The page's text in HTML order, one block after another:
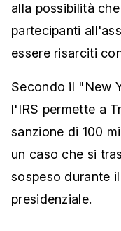
alla possibilità
partecipanti
essere risarciti
Secondo il "New
l'IRS permette a
sanzione di 100
un caso che si
sospeso durante
presidenziale.